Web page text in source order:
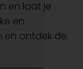
en laat je
en
en ontdek de